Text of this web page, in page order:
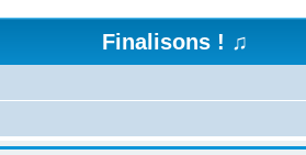
Finalisons ! ♫